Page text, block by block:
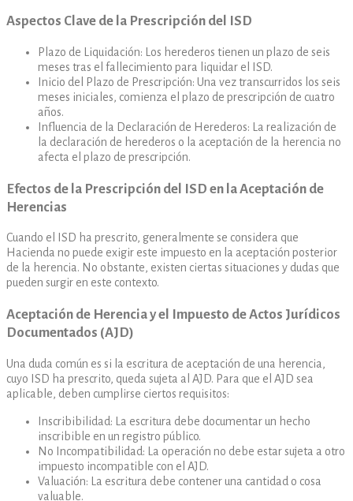
Aspectos Clave de la Prescripción del ISD
Plazo de Liquidación: Los herederos tienen un plazo de seis
meses tras el fallecimiento para liquidar el ISD.
Inicio del Plazo de Prescripción: Una vez transcurridos los seis
meses iniciales, comienza el plazo de prescripción de cuatro
años.
Influencia de la Declaración de Herederos: La realización de
la declaración de herederos o la aceptación de la herencia no
afecta el plazo de prescripción.
Efectos de la Prescripción del ISD en la Aceptación de
Herencias
Cuando el ISD ha prescrito, generalmente se considera que
Hacienda no puede exigir este impuesto en la aceptación posterior
de la herencia. No obstante, existen ciertas situaciones y dudas que
pueden surgir en este contexto.
Aceptación de Herencia y el Impuesto de Actos Jurídicos
Documentados (AJD)
Una duda común es si la escritura de aceptación de una herencia,
cuyo ISD ha prescrito, queda sujeta al AJD. Para que el AJD sea
aplicable, deben cumplirse ciertos requisitos:
Inscribibilidad: La escritura debe documentar un hecho
inscribible en un registro público.
No Incompatibilidad: La operación no debe estar sujeta a otro
impuesto incompatible con el AJD.
Valuación: La escritura debe contener una cantidad o cosa
valuable.